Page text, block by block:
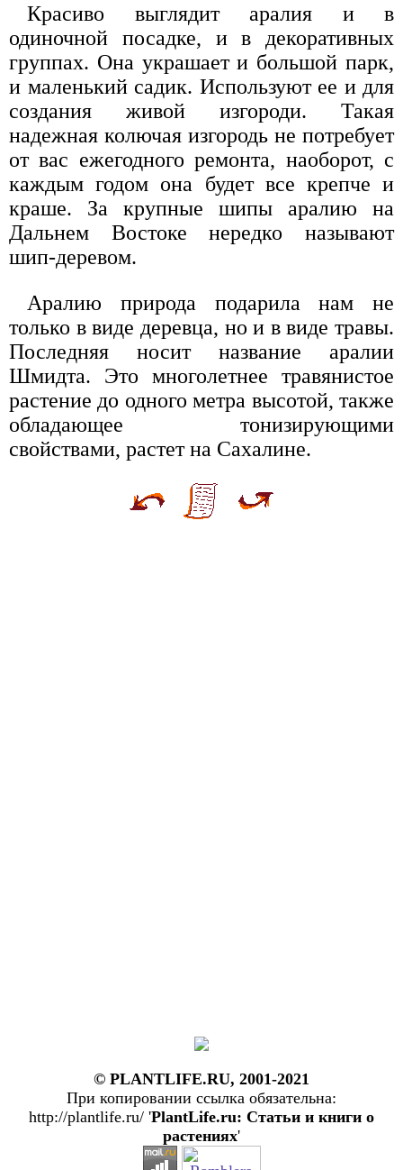
Красиво выглядит аралия и в
одиночной посадке, и в декоративных
группах. Она украшает и большой парк,
и маленький садик. Используют ее и для
создания живой изгороди. Такая
надежная колючая изгородь не потребует
от вас ежегодного ремонта, наоборот, с
каждым годом она будет все крепче и
краше. За крупные шипы аралию на
Дальнем Востоке нередко называют
шип-деревом.
Аралию природа подарила нам не
только в виде деревца, но и в виде травы.
Последняя носит название аралии
Шмидта. Это многолетнее травянистое
растение до одного метра высотой, также
обладающее тонизирующими
свойствами, растет на Сахалине.
© PLANTLIFE.RU, 2001-2021
При копировании ссылка обязательна:
http://plantlife.ru/ 'PlantLife.ru: Статьи и книги о
растениях'